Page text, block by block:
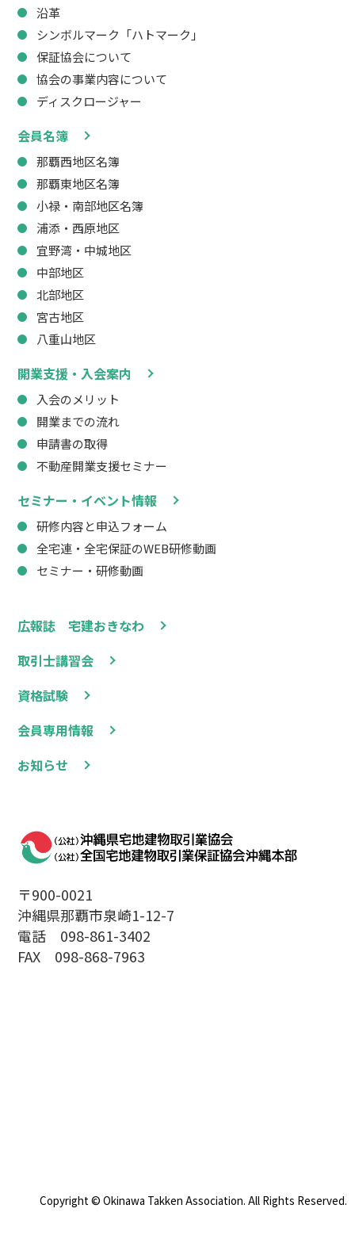
広報誌 宅建おきなわ
取引士講習会
資格試験
会員専用情報
お知らせ
沿革
シンボルマーク「ハトマーク」
保証協会について
協会の事業内容について
ディスクロージャー
会員名簿
那覇西地区名簿
那覇東地区名簿
小禄・南部地区名簿
浦添・西原地区
宜野湾・中城地区
中部地区
北部地区
宮古地区
八重山地区
開業支援・入会案内
入会のメリット
開業までの流れ
申請書の取得
不動産開業支援セミナー
セミナー・イベント情報
研修内容と申込フォーム
全宅連・全宅保証のWEB研修動画
セミナー・研修動画
〒900-0021
沖縄県那覇市泉崎1-12-7
電話 098-861-3402
FAX 098-868-7963
Copyright © Okinawa Takken Association. All Rights Reserved.